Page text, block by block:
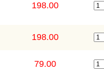
198.00
198.00
79.00